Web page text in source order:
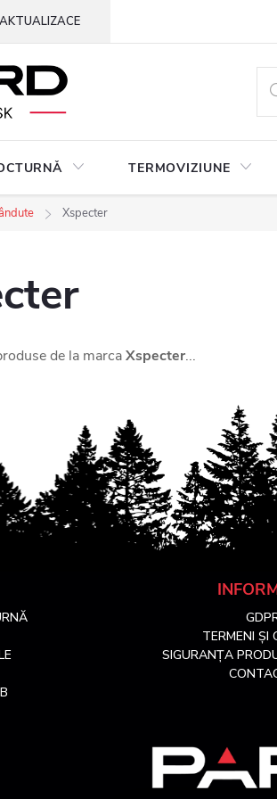
TERMOVIZIUNE
Xspecter
de la marcaXspecter...
TERMENI ȘI
SIGURANȚA